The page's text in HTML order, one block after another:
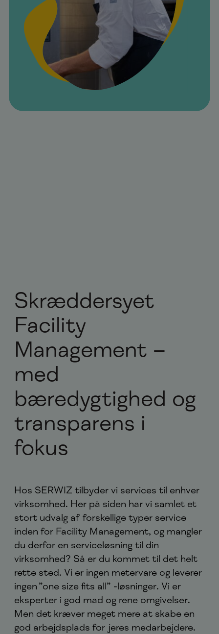
Skræddersyet
Facility
Management –
med
bæredygtighed og
transparens i
fokus
Hos SERWIZ tilbyder vi services til enhver
virksomhed. Her på siden har vi samlet et
stort udvalg af forskellige typer service
inden for Facility Management, og mangler
du derfor en serviceløsning til din
virksomhed? Så er du kommet til det helt
rette sted. Vi er ingen metervare og leverer
ingen ”one size fits all” -løsninger. Vi er
eksperter i god mad og rene omgivelser.
Men det kræver meget mere at skabe en
god arbejdsplads for jeres medarbejdere.